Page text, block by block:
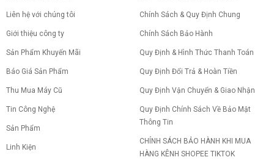
Liên hệ với chúng tôi
Giới thiệu công ty
Sản Phẩm Khuyến Mãi
Báo Giá Sản Phẩm
Thu Mua Máy Cũ
Tin Công Nghệ
Sản Phẩm
Linh Kiện
Chính Sách & Quy Định Chung
Chính Sách Bảo Hành
Quy Định & Hình Thức Thanh Toán
Quy Định Đổi Trả & Hoàn Tiền
Quy Định Vận Chuyển & Giao Nhận
Quy Định Chính Sách Về Bảo Mật
Thông Tin
CHÍNH SÁCH BẢO HÀNH KHI MUA
HÀNG KÊNH SHOPEE TIKTOK